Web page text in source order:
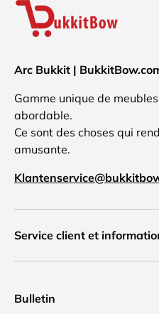
Arc Bukkit |
Gamme unique de
abordable.
Ce sont des choses qui
amusante.
Service client et
Bulletin